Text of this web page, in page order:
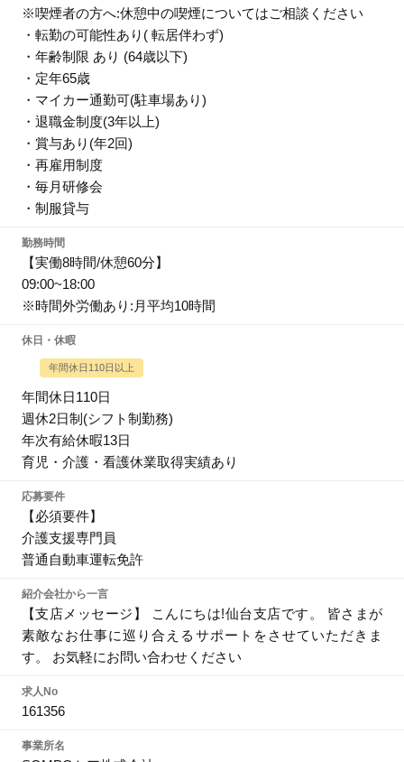
※喫煙者の方へ:休憩中の喫煙についてはご相談ください
・転勤の可能性あり( 転居伴わず)
・年齢制限 あり (64歳以下)
・定年65歳
・マイカー通勤可(駐車場あり)
・退職金制度(3年以上)
・賞与あり(年2回)
・再雇用制度
・毎月研修会
・制服貸与
勤務時間
【実働8時間/休憩60分】
09:00~18:00
※時間外労働あり:月平均10時間
休日・休暇
年間休日110日以上
年間休日110日
週休2日制(シフト制勤務)
年次有給休暇13日
育児・介護・看護休業取得実績あり
応募要件
【必須要件】
介護支援専門員
普通自動車運転免許
紹介会社から一言
【支店メッセージ】 こんにちは!仙台支店です。 皆さまが
素敵なお仕事に巡り合えるサポートをさせていただきま
す。 お気軽にお問い合わせください
求人No
161356
事業所名